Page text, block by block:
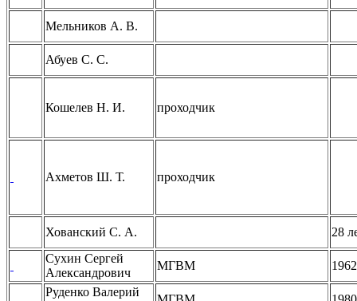
Мельников А. В.
Абуев С. С.
Кошелев Н. И. проходчик
Ахметов Ш. Т. проходчик
Хованский С. А.
28
Сухин Сергей
Александрович
МГВМ
1962
Руденко Валерий